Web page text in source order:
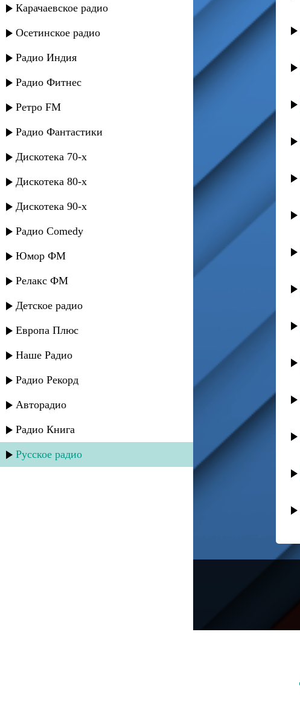
Карачаевское радио
Осетинское радио
Радио Индия
Радио Фитнес
Ретро FM
Радио Фантастики
Дискотека 70-х
Дискотека 80-х
Дискотека 90-х
Радио Comedy
Юмор ФМ
Релакс ФМ
Детское радио
Европа Плюс
Наше Радио
Радио Рекорд
Авторадио
Радио Книга
Русское радио